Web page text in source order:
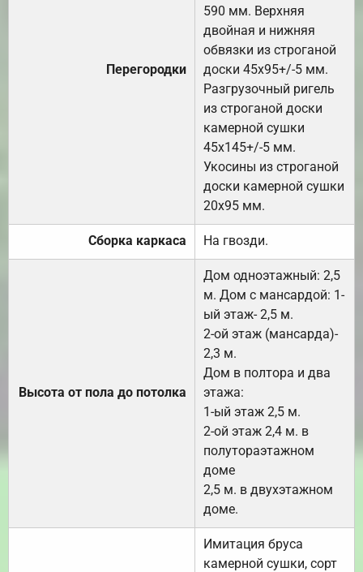
Перегородки
590 мм. Верхняя
двойная и нижняя
обвязки из строганой
доски 45х95+/-5 мм.
Разгрузочный ригель
из строганой доски
камерной сушки
45х145+/-5 мм.
Укосины из строганой
доски камерной сушки
20х95 мм.
Сборка каркаса На гвозди.
Высота от пола до потолка
Дом одноэтажный: 2,5
м. Дом с мансардой: 1-
ый этаж- 2,5 м.
2-ой этаж (мансарда)-
2,3 м.
Дом в полтора и два
этажа:
1-ый этаж 2,5 м.
2-ой этаж 2,4 м. в
полутораэтажном
доме
2,5 м. в двухэтажном
доме.
Имитация бруса
камерной сушки, сорт